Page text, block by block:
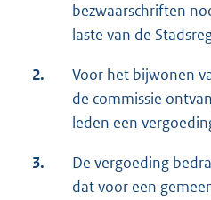
bezwaarschriften
laste van de
2.
Voor het bijwonen
de commissie
leden een
3.
De vergoeding
dat voor een